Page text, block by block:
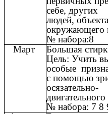
себе, других
людей,
окружающего
№ набора:8
Март
Большая
Цель: Учить
особые
с помощью
осязательно-
№ набора: 7 8